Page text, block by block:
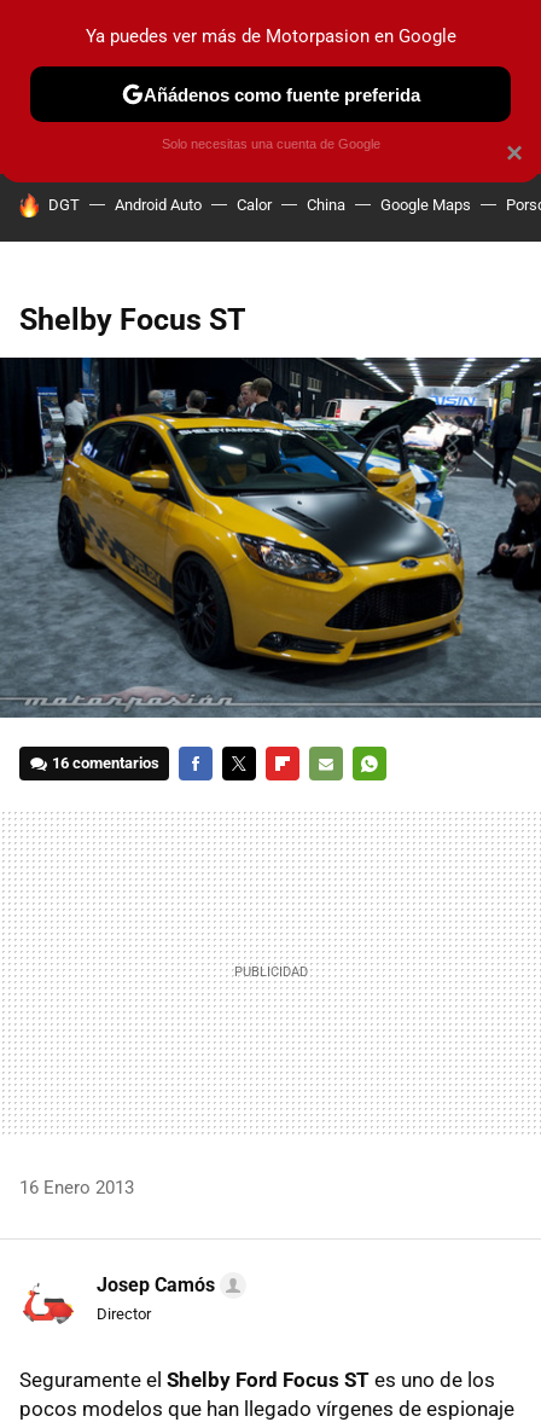
PRUEBAS COCHES ELÉCTRICOS OBSERVATORIO
HOY SE HABLA DE
DGT Android Auto Calor China Google Maps
Shelby Focus ST
16 comentarios
MAIL
16 Enero 2013
Josep Camós
Director
Seguramente el Shelby Ford Focus ST es uno de los
pocos modelos que han llegado vírgenes de espionaje
×
Ya puedes ver más de Motorpasion en Google
Añádenos como fuente preferida
Solo necesitas una cuenta de Google